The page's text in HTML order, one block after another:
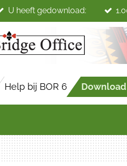
U heeft gedownload:
Help bij BOR 6 Download